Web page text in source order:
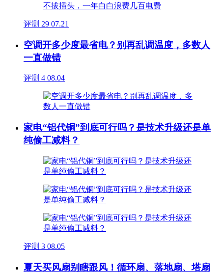
评测 29 07.21
空调开多少度最省电？别再乱调温度，多数人
一直做错
评测 4 08.04
家电“铝代铜”到底可行吗？是技术升级还是单
纯偷工减料？
评测 3 08.05
夏天买风扇别瞎跟风！循环扇、落地扇、塔扇